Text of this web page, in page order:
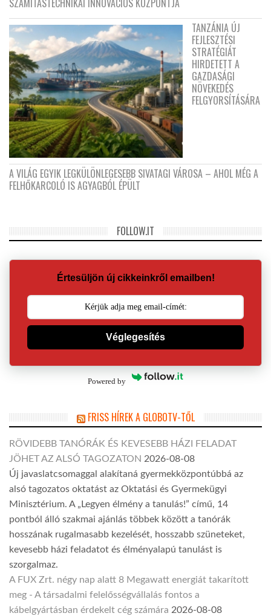
TANZÁNIA ÚJ
FEJLESZTÉSI
STRATÉGIÁT
HIRDETETT A
GAZDASÁGI
NÖVEKEDÉS
FELGYORSÍTÁSÁRA
A VILÁG EGYIK LEGKÜLÖNLEGESEBB SIVATAGI VÁROSA – AHOL MÉG A
FELHŐKARCOLÓ IS AGYAGBÓL ÉPÜLT
FOLLOW.IT
Értesüljön új cikkeinkről emailben!
Véglegesítés
Powered by
FRISS HÍREK A GLOBOTV-TŐL
RÖVIDEBB TANÓRÁK ÉS KEVESEBB HÁZI FELADAT
JÖHET AZ ALSÓ TAGOZATON 2026-08-08
Új javaslatcsomaggal alakítaná gyermekközpontúbbá az
alsó tagozatos oktatást az Oktatási és Gyermekügyi
Minisztérium. A „Legyen élmény a tanulás!” című, 14
pontból álló szakmai ajánlás többek között a tanórák
hosszának rugalmasabb kezelését, hosszabb szüneteket,
kevesebb házi feladatot és élményalapú tanulást is
szorgalmaz.
A FUX Zrt. négy nap alatt 8 Megawatt energiát takarított
meg - A társadalmi felelősségvállalás fontos a
kábelgyártásban érdekelt cég számára 2026-08-08